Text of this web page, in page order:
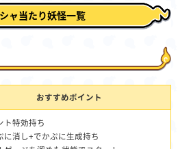
ャ当たり妖怪一覧
おすすめポイント
ト特効持ち
に消し+でかぷに生成持ち